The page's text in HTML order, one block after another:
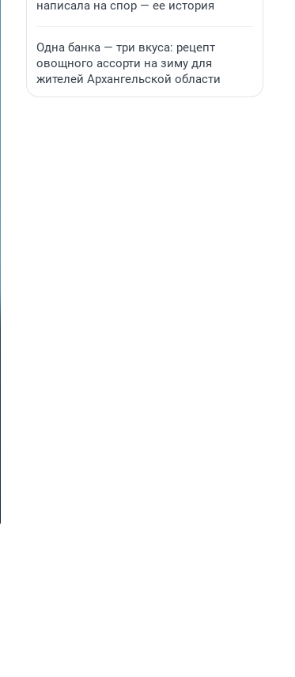
написала на спор — ее история
Одна банка — три вкуса: рецепт
овощного ассорти на зиму для
жителей Архангельской области